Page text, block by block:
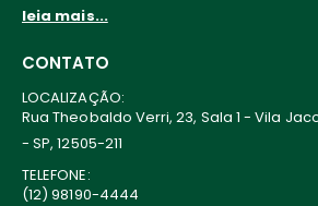
leia mais...
CONTATO
LOCALIZAÇÃO:
Rua Theobaldo Verri, 23, Sala 1 - Vila
- SP, 12505-211
TELEFONE:
(12) 98190-4444